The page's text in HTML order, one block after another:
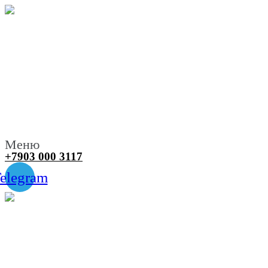
Меню
+7903 000 3117